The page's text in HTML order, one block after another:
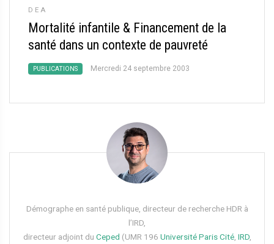
DEA
Mortalité infantile & Financement de la
santé dans un contexte de pauvreté
PUBLICATIONS Mercredi 24 septembre 2003
Démographe en santé publique, directeur de recherche HDR à
l’IRD,
directeur adjoint du Ceped (UMR 196 Université Paris Cité, IRD,